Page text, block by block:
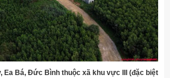
Ea Bá, Đức Bình thuộc xã khu vực III (đặc biệt